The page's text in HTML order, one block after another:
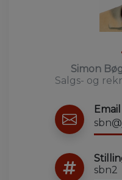
Simon
Salgs- og
Email
sbn2